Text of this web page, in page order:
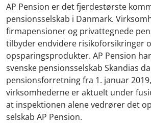
AP Pension er det fjerdestørste
pensionsselskab i Danmark.
firmapensioner og privattegnede
tilbyder endvidere risikoforsikringer
opsparingsprodukter. AP Pension
svenske pensionsselskab Skandias
pensionsforretning fra 1. januar
virksomhederne er aktuelt under
at inspektionen alene vedrører det
selskab AP Pension.